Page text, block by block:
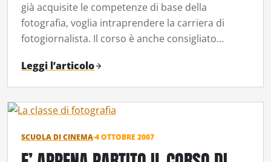
già acquisite le competenze di base della
fotografia, voglia intraprendere la carriera di
fotogiornalista. Il corso è anche consigliato…
Leggi l’articolo
SCUOLA DI CINEMA·4 OTTOBRE 2007